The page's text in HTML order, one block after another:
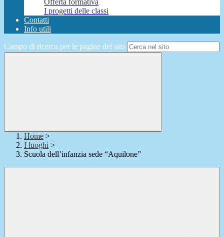
Offerta formativa
I progetti delle classi
Contatti
Info utili
Campo di ricerca per le pagine del sito
Home >
I luoghi >
Scuola dell’infanzia sede “Aquilone”